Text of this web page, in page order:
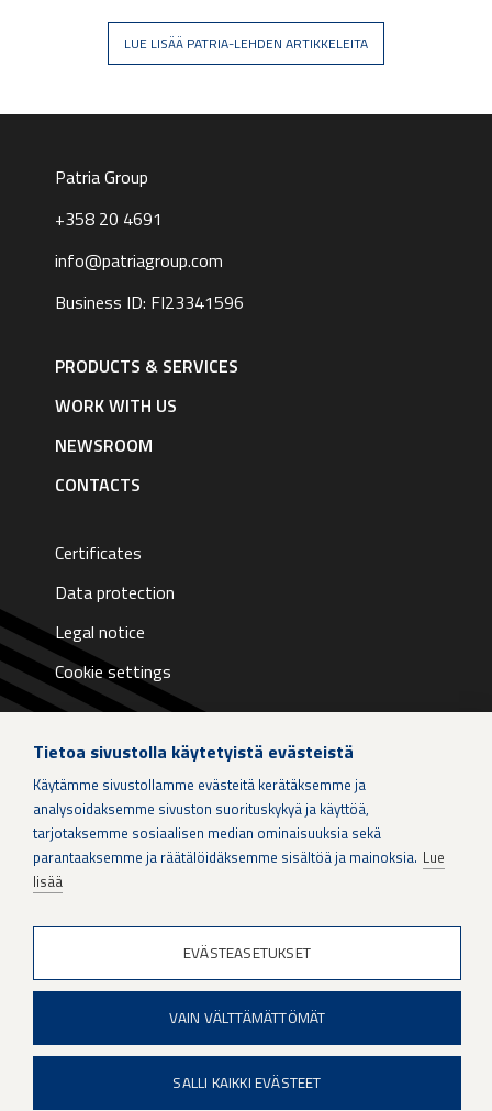
LUE LISÄÄ PATRIA-LEHDEN ARTIKKELEITA
Patria Group
+358 20 4691
info@patriagroup.com
Business ID: FI23341596
navigation
|PRODUCTS & SERVICES
WORK WITH US
NEWSROOM
CONTACTS
Certificates
Data protection
Legal notice
Cookie settings
LinkedIn
Instagram
Youtube
Tietoa sivustolla käytetyistä evästeistä
Käytämme sivustollamme evästeitä kerätäksemme ja
analysoidaksemme sivuston suorituskykyä ja käyttöä,
tarjotaksemme sosiaalisen median ominaisuuksia sekä
parantaaksemme ja räätälöidäksemme sisältöä ja mainoksia. Lue
lisää
EVÄSTEASETUKSET
VAIN VÄLTTÄMÄTTÖMÄT
SALLI KAIKKI EVÄSTEET